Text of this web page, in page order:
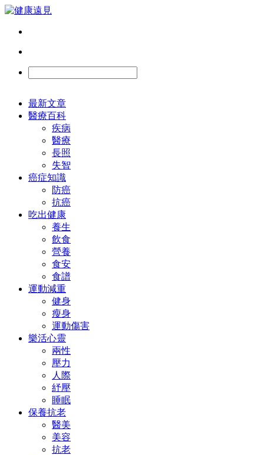
最新文章
醫療百科
疾病
醫療
長照
失智
癌症知識
防癌
抗癌
吃出健康
養生
飲食
營養
食安
食譜
運動減重
健身
瘦身
運動傷害
樂活心靈
兩性
壓力
人際
紓壓
睡眠
保養抗老
醫美
美容
抗老